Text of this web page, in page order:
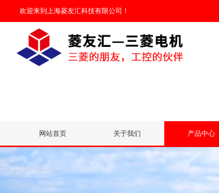
欢迎来到 上海菱友汇科技有限公司 ！
网站首页 关于我们 产品中心